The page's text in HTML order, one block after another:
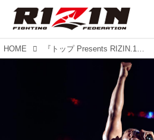
HOME 『トップ Presents RIZIN.1』の直前情報満載‼︎ フジテレビ格闘技情報番組『FUJIYAMA FIGHT CLUB』4月15日放送！